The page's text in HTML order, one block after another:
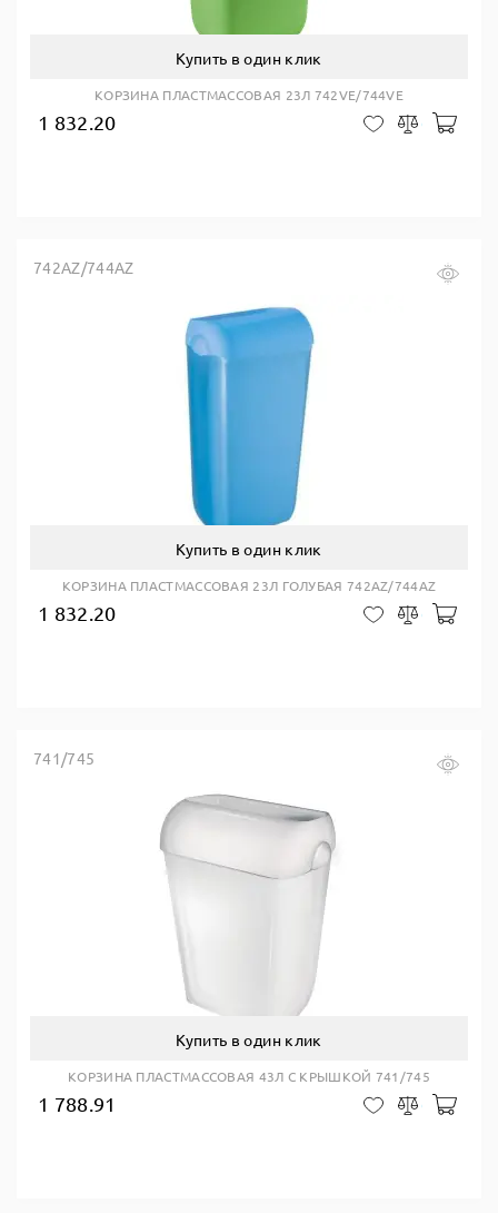
Купить в один клик
КОРЗИНА ПЛАСТМАССОВАЯ 23Л 742VE/744VE
1 832.20 В закладки
Сравнить
742AZ/744AZ
Купить в один клик
КОРЗИНА ПЛАСТМАССОВАЯ 23Л ГОЛУБАЯ 742AZ/744AZ
1 832.20 В закладки
Сравнить
741/745
Купить в один клик
КОРЗИНА ПЛАСТМАССОВАЯ 43Л С КРЫШКОЙ 741/745
1 788.91 В закладки
Сравнить